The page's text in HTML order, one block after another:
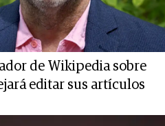
de Wikipedia sobre
editar sus artículos